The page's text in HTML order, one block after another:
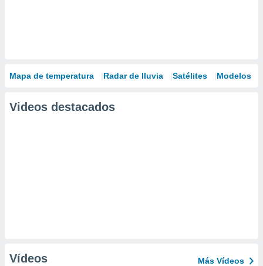
Mapa de temperatura Radar de lluvia Satélites Modelos
Videos destacados
Vídeos Más Vídeos